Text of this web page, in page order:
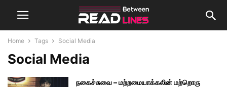
Home Tags Social Media
Social Media
நகைச்சுவை – மற்றமையாக்கலின் மற்றொரு